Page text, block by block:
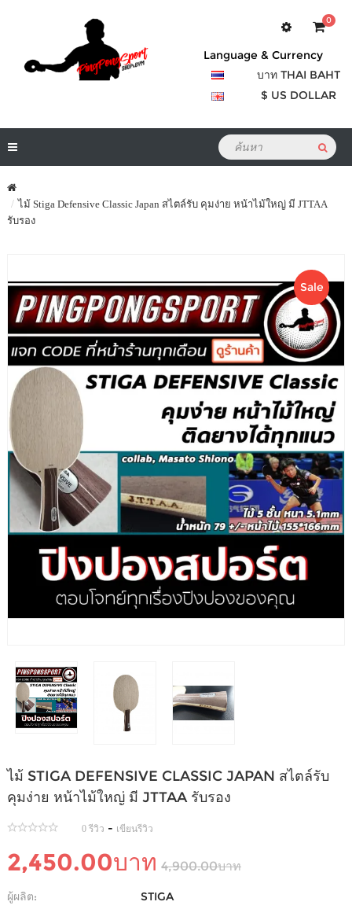
0
Language & Currency
บาท THAI BAHT
$ US DOLLAR
ไม้ Stiga Defensive Classic Japan สไตล์รับ คุมง่าย หน้าไม้ใหญ่ มี JTTAA
รับรอง
Sale
ไม้ STIGA DEFENSIVE CLASSIC JAPAN สไตล์รับ
คุมง่าย หน้าไม้ใหญ่ มี JTTAA รับรอง
0 รีวิว - เขียนรีวิว
2,450.00บาท 4,900.00บาท
ผู้ผลิต:
STIGA